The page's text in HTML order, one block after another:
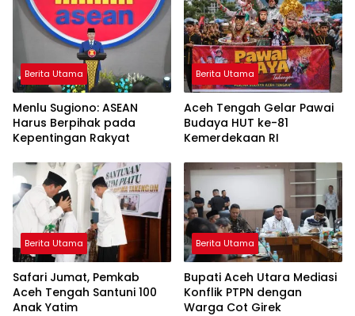
Berita Utama
Menlu Sugiono: ASEAN
Harus Berpihak pada
Kepentingan Rakyat
Berita Utama
Aceh Tengah Gelar Pawai
Budaya HUT ke-81
Kemerdekaan RI
Berita Utama
Safari Jumat, Pemkab
Aceh Tengah Santuni 100
Anak Yatim
Berita Utama
Bupati Aceh Utara Mediasi
Konflik PTPN dengan
Warga Cot Girek